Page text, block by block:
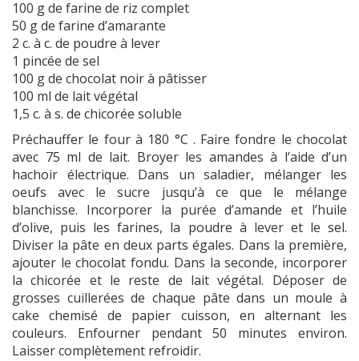
100 g de farine de riz complet
50 g de farine d’amarante
2 c. à c. de poudre à lever
1 pincée de sel
100 g de chocolat noir à pâtisser
100 ml de lait végétal
1,5 c. à s. de chicorée soluble
Préchauffer le four à 180 °C . Faire fondre le chocolat
avec 75 ml de lait. Broyer les amandes à l’aide d’un
hachoir électrique. Dans un saladier, mélanger les
oeufs avec le sucre jusqu’à ce que le mélange
blanchisse. Incorporer la purée d’amande et l’huile
d’olive, puis les farines, la poudre à lever et le sel.
Diviser la pâte en deux parts égales. Dans la première,
ajouter le chocolat fondu. Dans la seconde, incorporer
la chicorée et le reste de lait végétal. Déposer de
grosses cuillerées de chaque pâte dans un moule à
cake chemisé de papier cuisson, en alternant les
couleurs. Enfourner pendant 50 minutes environ.
Laisser complètement refroidir.